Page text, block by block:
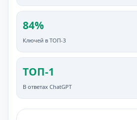
84%
Ключей в ТОП-3
ТОП-1
В ответах ChatGPT